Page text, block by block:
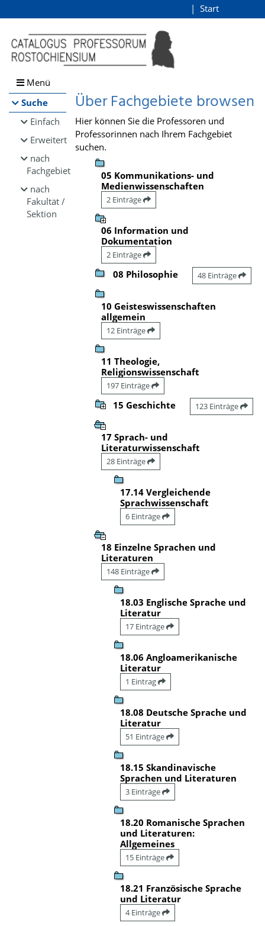
Browsen
direkt zum Inhalt
Start
Menü
Suche
Einfach
Erweitert
nach
Fachgebiet
nach
Fakultät /
Sektion
Über Fachgebiete browsen
Hier können Sie die Professoren und
Professorinnen nach Ihrem Fachgebiet
suchen.
05 Kommunikations- und
Medienwissenschaften
2 Einträge
06 Information und
Dokumentation
2 Einträge
08 Philosophie 48 Einträge
10 Geisteswissenschaften
allgemein
12 Einträge
11 Theologie,
Religionswissenschaft
197 Einträge
15 Geschichte 123 Einträge
17 Sprach- und
Literaturwissenschaft
28 Einträge
17.14 Vergleichende
Sprachwissenschaft
6 Einträge
18 Einzelne Sprachen und
Literaturen
148 Einträge
18.03 Englische Sprache und
Literatur
17 Einträge
18.06 Angloamerikanische
Literatur
1 Eintrag
18.08 Deutsche Sprache und
Literatur
51 Einträge
18.15 Skandinavische
Sprachen und Literaturen
3 Einträge
18.20 Romanische Sprachen
und Literaturen:
Allgemeines
15 Einträge
18.21 Französische Sprache
und Literatur
4 Einträge